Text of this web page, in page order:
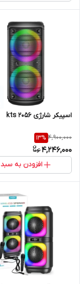
اسپیکر شارژی kts 2056
4,900,000
13%
4,246,000
افزودن به سبد